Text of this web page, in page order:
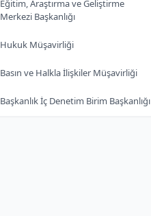
Eğitim, Araştırma ve Geliştirme
Merkezi Başkanlığı
Hukuk Müşavirliği
Basın ve Halkla İlişkiler Müşavirliği
Başkanlık İç Denetim Birim Başkanlığı